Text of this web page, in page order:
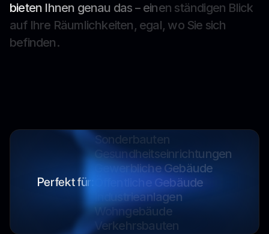
bieten Ihnen genau das – einen ständigen Blick
auf Ihre Räumlichkeiten, egal, wo Sie sich
befinden.
Perfekt für:
Gesundheitseinrichtungen
Gewerbliche Gebäude
Öffentliche Gebäude
Industrieanlagen
Wohngebäude
Verkehrsbauten
Sonderbauten